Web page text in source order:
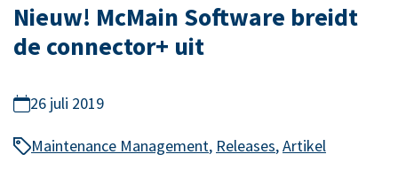
Nieuw! McMain Software breidt
de connector+ uit
26 juli 2019
Maintenance Management, Releases,Artikel